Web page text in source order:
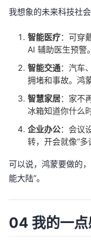
我想象的未来科技社
智能医疗：可穿
AI 辅助医生预警
智能交通：汽车
拥堵和事故。鸿
智慧家居：家不
冰箱知道你什么
企业办公：会议
转，开会就像“多
可以说，鸿蒙要做的
能大陆”。
04 我的一点